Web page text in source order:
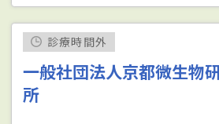
診療時間外
一般社団法人京都微生物
所